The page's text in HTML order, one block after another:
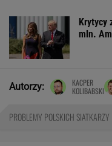
Krytycy
mln.
Autorzy:
KACPER
KOLIBABSKI
PROBLEMY POLSKICH SIATKARZY